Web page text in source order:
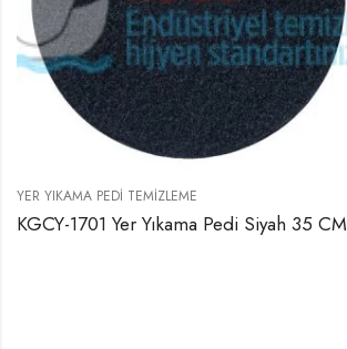
YER YIKAMA PEDI TEMIZLEME
KGCY-1701 Yer Yıkama Pedi Siyah 35 CM